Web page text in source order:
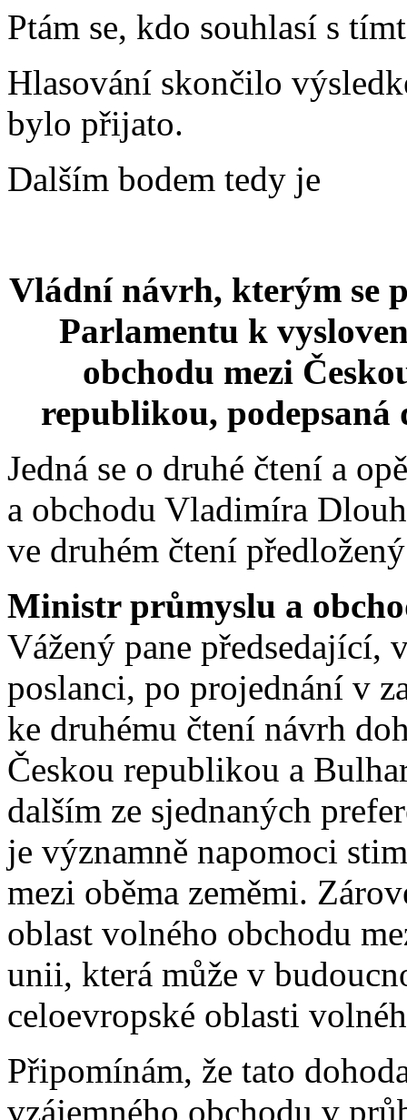
Ptám se, kdo souhlasí s
Hlasování skončilo
bylo přijato.
Dalším bodem tedy je
Vládní návrh, kterým se
Parlamentu k
obchodu mezi
republikou, podepsaná
Jedná se o druhé čtení a
a obchodu Vladimíra
ve druhém čtení
Ministr průmyslu a
Vážený pane předsedající,
poslanci, po projednání v
ke druhému čtení návrh
Českou republikou a
dalším ze sjednaných
je významně napomoci
mezi oběma zeměmi.
oblast volného obchodu
unii, která může v
celoevropské oblasti
Připomínám, že tato
vzájemného obchodu v